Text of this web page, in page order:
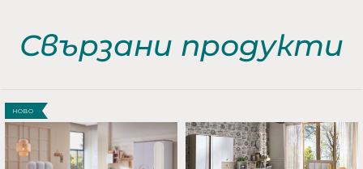
Свързани продукти
НОВО